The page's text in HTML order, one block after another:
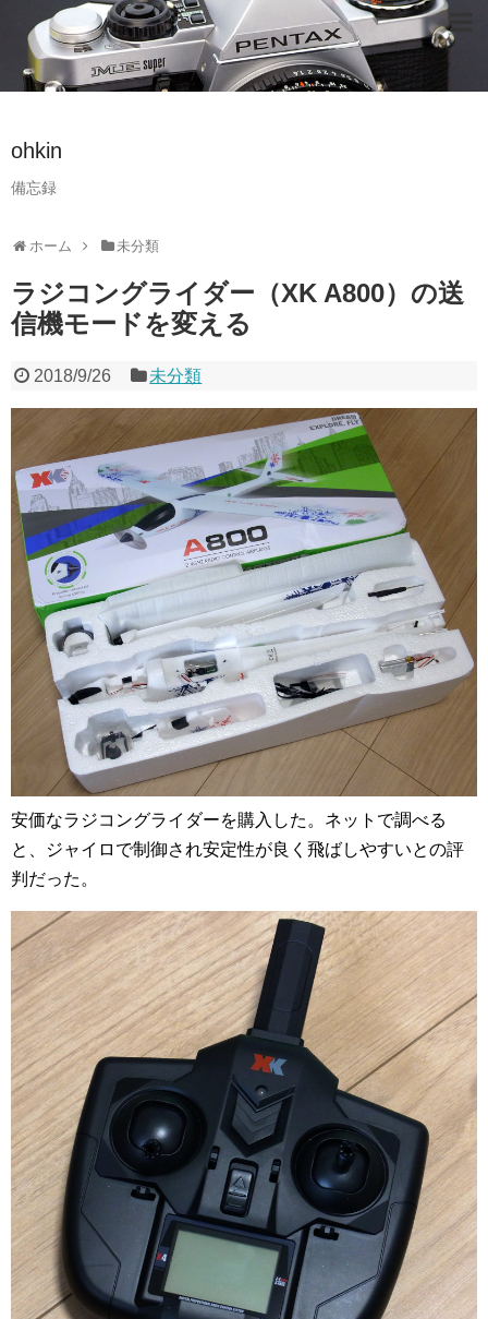
ohkin
備忘録
ホーム 未分類
ラジコングライダー（XK A800）の送
信機モードを変える
2018/9/26 未分類
安価なラジコングライダーを購入した。ネットで調べる
と、ジャイロで制御され安定性が良く飛ばしやすいとの評
判だった。